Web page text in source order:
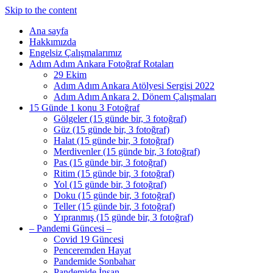
Skip to the content
Ana sayfa
Hakkımızda
Engelsiz Çalışmalarımız
Adım Adım Ankara Fotoğraf Rotaları
29 Ekim
Adım Adım Ankara Atölyesi Sergisi 2022
Adım Adım Ankara 2. Dönem Çalışmaları
15 Günde 1 konu 3 Fotoğraf
Gölgeler (15 günde bir, 3 fotoğraf)
Güz (15 günde bir, 3 fotoğraf)
Halat (15 günde bir, 3 fotoğraf)
Merdivenler (15 günde bir, 3 fotoğraf)
Pas (15 günde bir, 3 fotoğraf)
Ritim (15 günde bir, 3 fotoğraf)
Yol (15 günde bir, 3 fotoğraf)
Doku (15 günde bir, 3 fotoğraf)
Teller (15 günde bir, 3 fotoğraf)
Yıpranmış (15 günde bir, 3 fotoğraf)
– Pandemi Güncesi –
Covid 19 Güncesi
Penceremden Hayat
Pandemide Sonbahar